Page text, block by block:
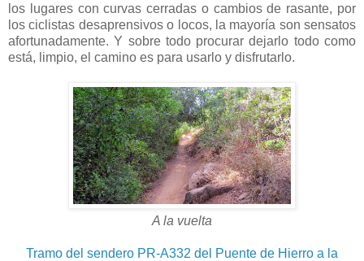
los lugares con curvas cerradas o cambios de rasante, por
los ciclistas desaprensivos o locos, la mayoría son sensatos
afortunadamente. Y sobre todo procurar dejarlo todo como
está, limpio, el camino es para usarlo y disfrutarlo.
A la vuelta
Tramo del sendero PR-A332 del Puente de Hierro a la